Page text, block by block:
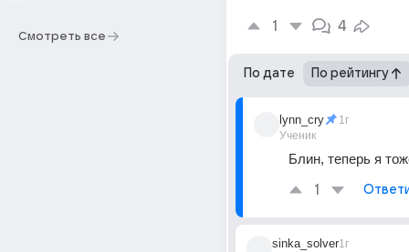
Смотреть все
1 4
По дате По рейтингу
lynn_cry
Ученик
1г
Блин, теперь я
1
sinka_solver1г